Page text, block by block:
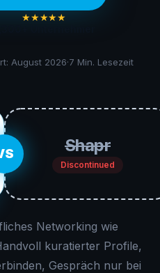
★★★★★
August 2026·7 Min. Lesezeit
Shapr
Discontinued
Networking wie
kuratierter Profile,
Gespräch nur bei